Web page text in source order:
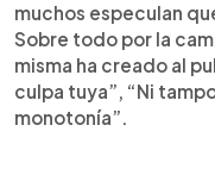
muchos especulan
Sobre todo por la
misma ha creado al
culpa tuya”, “Ni
monotonía”.